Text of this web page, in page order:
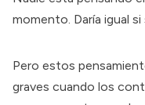
momento. Daría igual
Pero estos
graves cuando los